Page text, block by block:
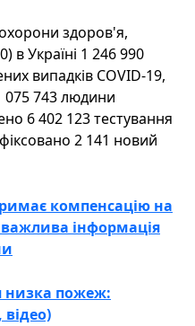
здоров'я,
в Україні 1 246 990
випадків COVID-19,
075 743 людини
6 402 123 тестування
2 141 новий
компенсацію на
важлива інформація
низка пожеж: